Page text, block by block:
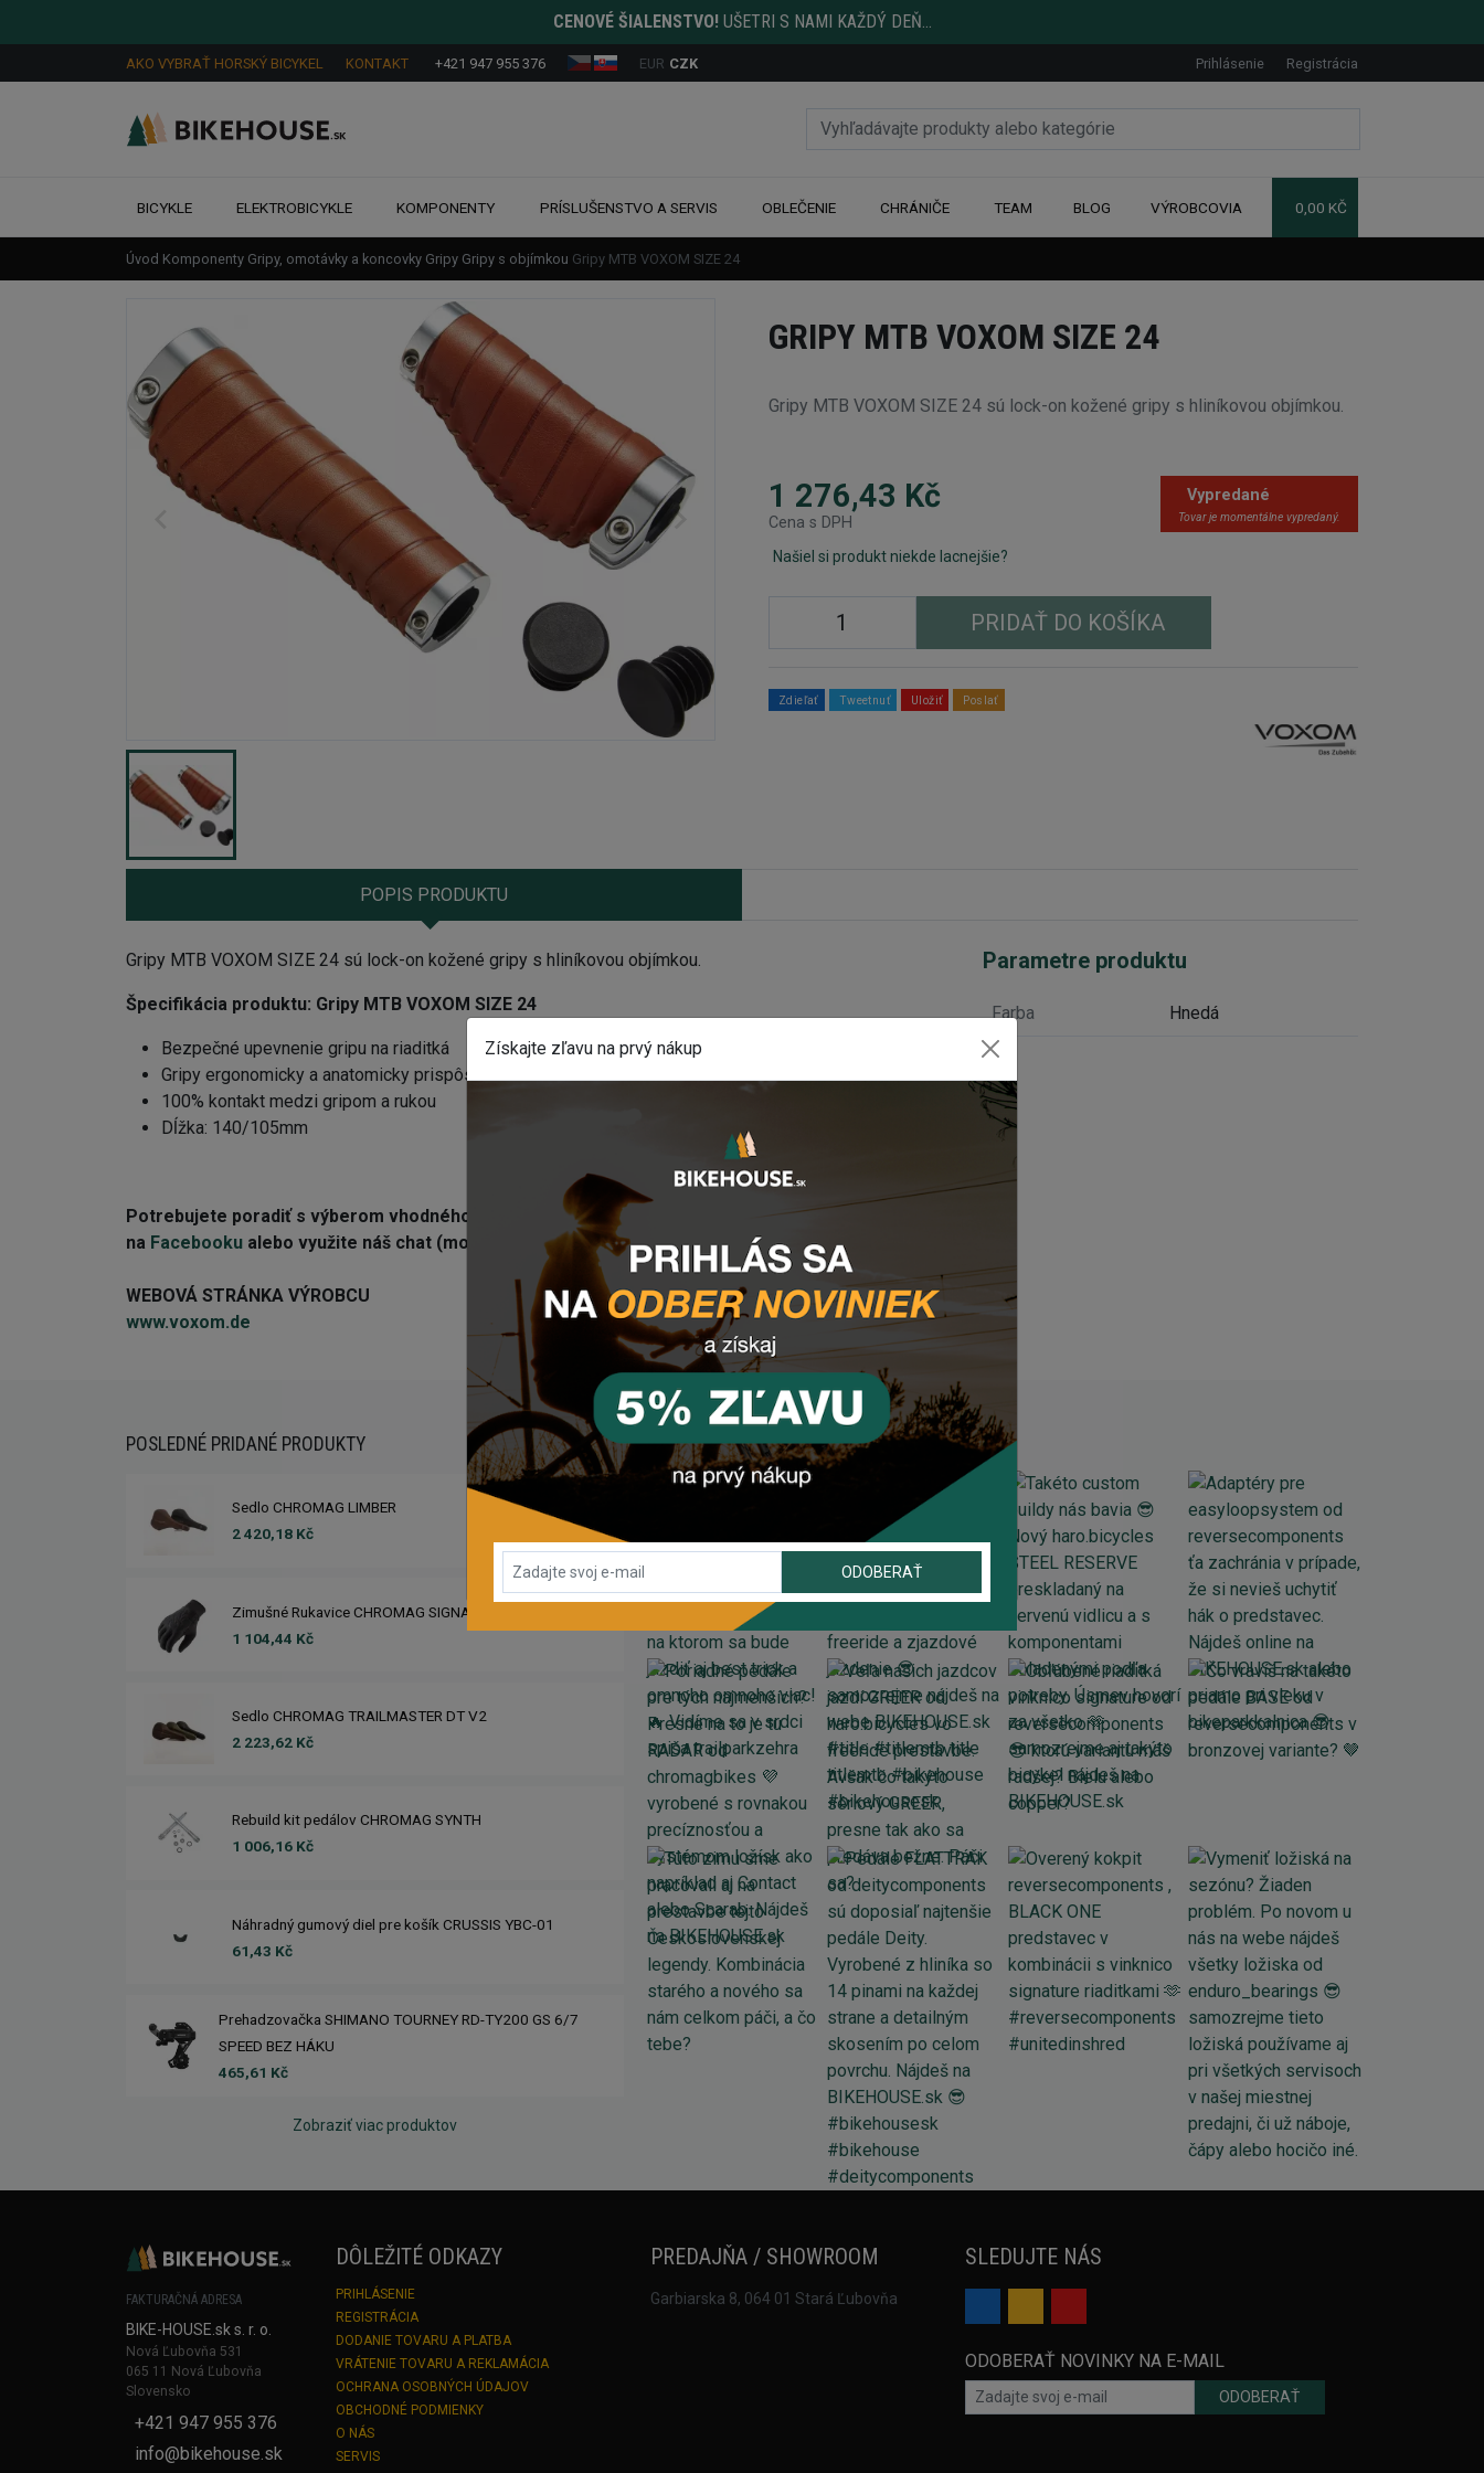
CENOVÉ ŠIALENSTVO! UŠETRI S NAMI KAŽDÝ DEŇ...
AKO VYBRAŤ HORSKÝ BICYKEL KONTAKT +421 947 955 376 EUR CZK Prihlásenie Registrácia
BICYKLE ELEKTROBICYKLE KOMPONENTY PRÍSLUŠENSTVO A SERVIS OBLEČENIE CHRÁNIČE TEAM BLOG VÝROBCOVIA 0,00 KČ
Úvod Komponenty Gripy, omotávky a koncovky Gripy Gripy s objímkou Gripy MTB VOXOM SIZE 24
GRIPY MTB VOXOM SIZE 24
Gripy MTB VOXOM SIZE 24 sú lock-on kožené gripy s hliníkovou objímkou.
1 276,43 Kč
Cena s DPH
Vypredané
Tovar je momentálne vypredaný.
Našiel si produkt niekde lacnejšie?
PRIDAŤ DO KOŠÍKA
Zdieľať Tweetnuť Uložiť Poslať
POPIS PRODUKTU
Gripy MTB VOXOM SIZE 24 sú lock-on kožené gripy s hliníkovou objímkou.
Špecifikácia produktu: Gripy MTB VOXOM SIZE 24
Bezpečné upevnenie gripu na riaditká
Gripy ergonomicky a anatomicky prispôsobené
100% kontakt medzi gripom a rukou
Dĺžka: 140/105mm
Potrebujete poradiť s výberom vhodného komponentu? Zanechajte nám email
, správu
na Facebooku alebo využite náš chat (modré tlačidlo vpravo dole).
WEBOVÁ STRÁNKA VÝROBCU
www.voxom.de
Parametre produktu
Farba Hnedá
POSLEDNÉ PRIDANÉ PRODUKTY
Sedlo CHROMAG LIMBER
2 420,18 Kč
Zimušné Rukavice CHROMAG SIGNAL
1 104,44 Kč
Sedlo CHROMAG TRAILMASTER DT V2
2 223,62 Kč
Rebuild kit pedálov CHROMAG SYNTH
1 006,16 Kč
Náhradný gumový diel pre košík CRUSSIS YBC-01
61,43 Kč
Prehadzovačka SHIMANO TOURNEY RD-TY200 GS 6/7
SPEED BEZ HÁKU
465,61 Kč
Zobraziť viac produktov
INSTAGRAM#BIKEHOUSESK
FAKTURAČNÁ ADRESA
BIKE-HOUSE.sk s. r. o.
Nová Ľubovňa 531
065 11 Nová Ľubovňa
Slovensko
+421 947 955 376
info@bikehouse.sk
DÔLEŽITÉ ODKAZY
PRIHLÁSENIE
REGISTRÁCIA
DODANIE TOVARU A PLATBA
VRÁTENIE TOVARU A REKLAMÁCIA
OCHRANA OSOBNÝCH ÚDAJOV
OBCHODNÉ PODMIENKY
O NÁS
SERVIS
PREDAJŇA / SHOWROOM
Garbiarska 8, 064 01 Stará Ľubovňa
SLEDUJTE NÁS
ODOBERAŤ NOVINKY NA E-MAIL
ODOBERAŤ
Získajte zľavu na prvý nákup
ODOBERAŤ